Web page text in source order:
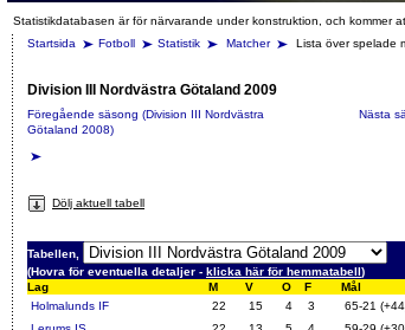
Statistikdatabasen är för närvarande under konstruktion, och kommer
Startsida
Fotboll Statistik Matcher Lista över spelade
Division III Nordvästra Götaland 2009
Föregående säsong (Division III Nordvästra
Götaland 2008)
Nästa
Dölj aktuell tabell
Tabellen,
(Hovra för eventuella detaljer - klicka här för hemmatabell)
Lag
M V O F Mål
Holmalunds IF
22 15 4 3 65-21